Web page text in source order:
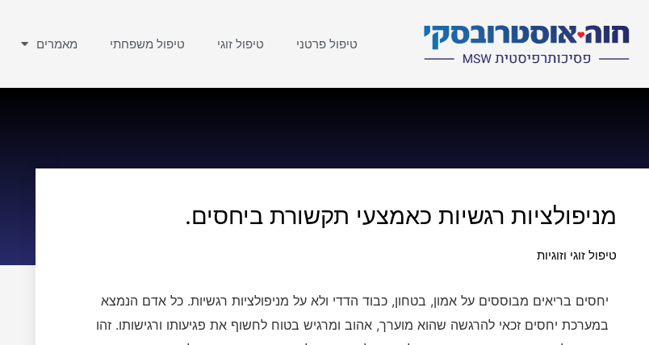
טיפול פרטני טיפול זוגי טיפול משפחתי מאמרים
מניפולציות רגשיות כאמצעי תקשורת ביחסים.
טיפול זוגי וזוגיות
יחסים בריאים מבוססים על אמון, בטחון, כבוד הדדי ולא על מניפולציות רגשיות. כל אדם הנמצא
במערכת יחסים זכאי להרגשה שהוא מוערך, אהוב ומרגיש בטוח לחשוף את פגיעותו ורגישותו. זהו